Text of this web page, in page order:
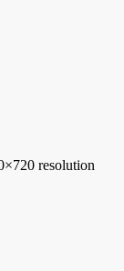
resolution